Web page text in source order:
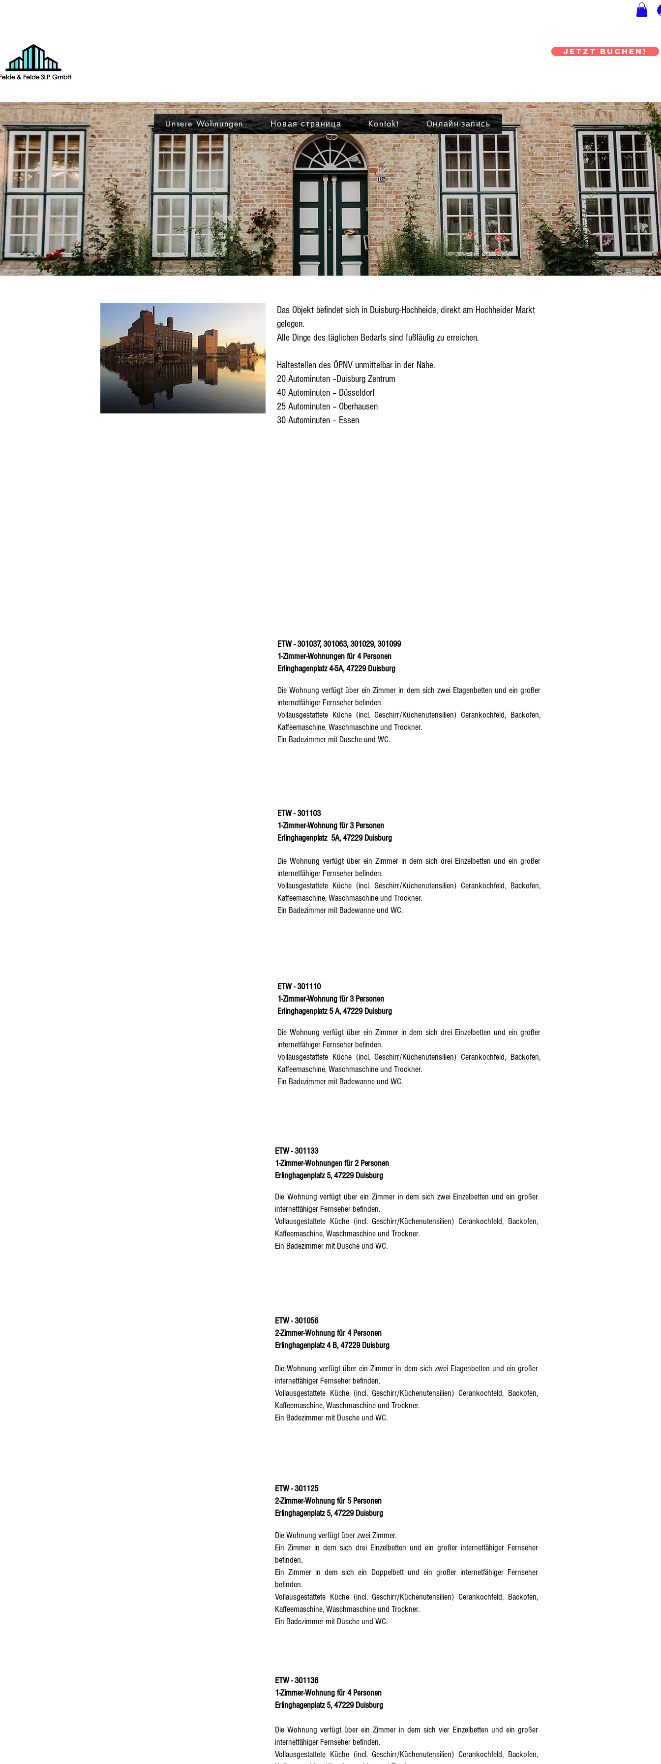
JETZT BUCHEN!
Unsere Wohnungen Новая страница Kontakt Онлайн-запись
Monteurwohnungen in Duisburg - Friemersheim
Anfrage senden
Das Objekt befindet sich in Duisburg-Hochheide, direkt am Hochheider Markt
gelegen.
Alle Dinge des täglichen Bedarfs sind fußläufig zu erreichen.
Haltestellen des ÖPNV unmittelbar in der Nähe.
20 Autominuten –Duisburg Zentrum
40 Autominuten – Düsseldorf
25 Autominuten – Oberhausen
30 Autominuten – Essen
ETW - 301037, 301063, 301029, 301099
1-Zimmer-Wohnungen für 4 Personen
Erlinghagenplatz 4-5A, 47229 Duisburg
Die Wohnung verfügt über ein Zimmer in dem sich zwei Etagenbetten und ein großer
internetfähiger Fernseher befinden.
Vollausgestattete Küche(incl. Geschirr/Küchenutensilien) Cerankochfeld, Backofen,
Kaffeemaschine, Waschmaschine und Trockner.
Ein Badezimmer mit Dusche und WC.
ETW - 301103
1-Zimmer-Wohnung für 3 Personen
Erlinghagenplatz 5A, 47229 Duisburg
Die Wohnung verfügt über ein Zimmer in dem sich drei Einzelbetten und ein großer
internetfähiger Fernseher befinden.
Vollausgestattete Küche(incl. Geschirr/Küchenutensilien) Cerankochfeld, Backofen,
Kaffeemaschine, Waschmaschine und Trockner.
Ein Badezimmer mit Badewanne und WC.
ETW - 301110
1-Zimmer-Wohnung für 3 Personen
Erlinghagenplatz 5 A, 47229 Duisburg
Die Wohnung verfügt über ein Zimmer in dem sich drei Einzelbetten und ein großer
internetfähiger Fernseher befinden.
Vollausgestattete Küche(incl. Geschirr/Küchenutensilien) Cerankochfeld, Backofen,
Kaffeemaschine, Waschmaschine und Trockner.
Ein Badezimmer mit Badewanne und WC.
ETW - 301133
1-Zimmer-Wohnungen für 2 Personen
Erlinghagenplatz 5, 47229 Duisburg
Die Wohnung verfügt über ein Zimmer in dem sich zwei Einzelbetten und ein großer
internetfähiger Fernseher befinden.
Vollausgestattete Küche(incl. Geschirr/Küchenutensilien) Cerankochfeld, Backofen,
Kaffeemaschine, Waschmaschine und Trockner.
Ein Badezimmer mit Dusche und WC.
ETW - 301056
2-Zimmer-Wohnung für 4 Personen
Erlinghagenplatz 4 B, 47229 Duisburg
Die Wohnung verfügt über ein Zimmer in dem sich zwei Etagenbetten und ein großer
internetfähiger Fernseher befinden.
Vollausgestattete Küche(incl. Geschirr/Küchenutensilien) Cerankochfeld, Backofen,
Kaffeemaschine, Waschmaschine und Trockner.
Ein Badezimmer mit Dusche und WC.
ETW - 301125
2-Zimmer-Wohnung für 5 Personen
Erlinghagenplatz 5, 47229 Duisburg
Die Wohnung verfügt über zwei Zimmer.
Ein Zimmer in dem sich drei Einzelbetten und ein großer internetfähiger Fernseher
befinden.
Ein Zimmer in dem sich ein Doppelbett und ein großer internetfähiger Fernseher
befinden.
Vollausgestattete Küche(incl. Geschirr/Küchenutensilien) Cerankochfeld, Backofen,
Kaffeemaschine, Waschmaschine und Trockner.
Ein Badezimmer mit Dusche und WC.
ETW - 301136
1-Zimmer-Wohnung für 4 Personen
Erlinghagenplatz 5, 47229 Duisburg
Die Wohnung verfügt über ein Zimmer in dem sich vier Einzelbetten und ein großer
internetfähiger Fernseher befinden.
Vollausgestattete Küche(incl. Geschirr/Küchenutensilien) Cerankochfeld, Backofen,